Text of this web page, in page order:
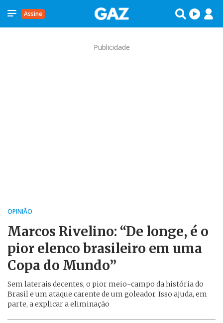
Assine
Publicidade
OPINIÃO
Marcos Rivelino: “De longe, é o
pior elenco brasileiro em uma
Copa do Mundo”
Sem laterais decentes, o pior meio-campo da história do
Brasil e um ataque carente de um goleador. Isso ajuda, em
parte, a explicar a eliminação